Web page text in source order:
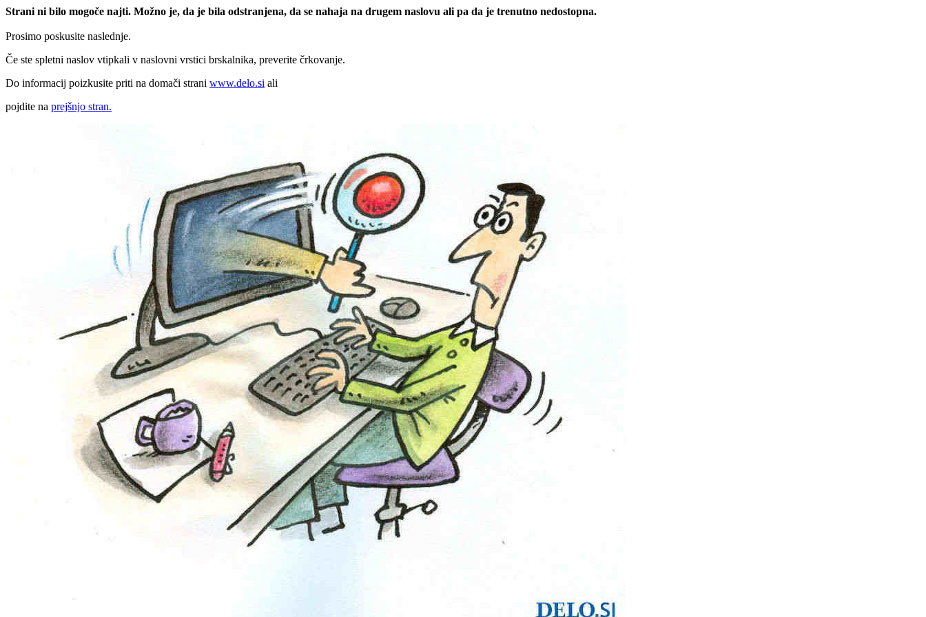
Strani ni bilo mogoče najti. Možno je, da je bila odstranjena, da se nahaja na drugem naslovu ali pa da je trenutno nedostopna.
Prosimo poskusite naslednje.
Če ste spletni naslov vtipkali v naslovni vrstici brskalnika, preverite črkovanje.
Do informacij poizkusite priti na domači strani www.delo.si ali
pojdite na prejšnjo stran.